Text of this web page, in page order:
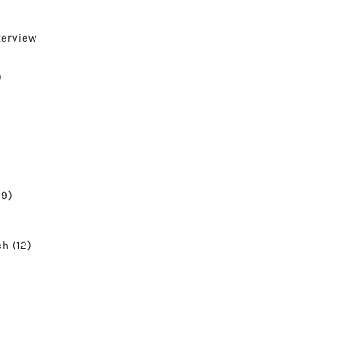
(12)